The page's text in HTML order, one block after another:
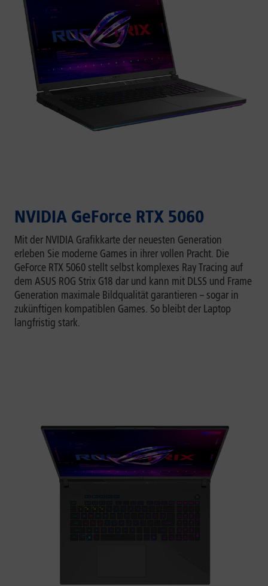
NVIDIA GeForce RTX 5060
Mit der NVIDIA Grafikkarte der neuesten Generation
erleben Sie moderne Games in ihrer vollen Pracht. Die
GeForce RTX 5060 stellt selbst komplexes Ray Tracing auf
dem ASUS ROG Strix G18 dar und kann mit DLSS und Frame
Generation maximale Bildqualität garantieren – sogar in
zukünftigen kompatiblen Games. So bleibt der Laptop
langfristig stark.